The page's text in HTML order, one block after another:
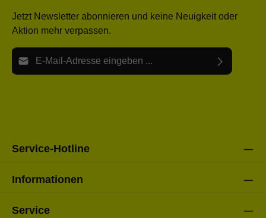
Jetzt Newsletter abonnieren und keine Neuigkeit oder
Aktion mehr verpassen.
E-Mail-Adresse*
Service-Hotline
Informationen
Service